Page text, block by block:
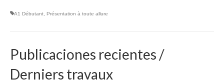
A1 Débutant Présentation à toute allure
Publicaciones recientes /
Derniers travaux